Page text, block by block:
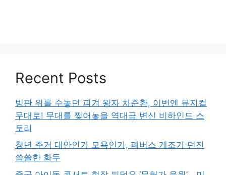
Recent Posts
빙판 위를 수놓던 피겨 왕자 차준환, 이번엔 뮤지컬
무대로! 무대를 찢어놓을 역대급 변신 비하인드 스
토리
청년 주거 대안인가 모욕인가, 폐버스 개조가 던진
씁쓸한 화두